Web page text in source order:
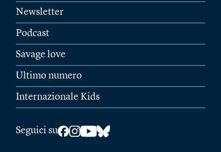
Newsletter
Podcast
Savage love
Ultimo numero
Internazionale Kids
Seguici su